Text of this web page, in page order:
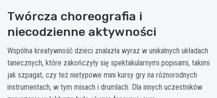
Twórcza choreografia i
niecodzienne aktywności
Wspólna kreatywność dzieci znalazła wyraz w unikalnych układach
tanecznych, które zakończyły się spektakularnymi popisami, takimi
jak szpagat, czy też nietypowe mini kursy gry na różnorodnych
instrumentach, w tym misach i drumlach. Dla innych uczestników